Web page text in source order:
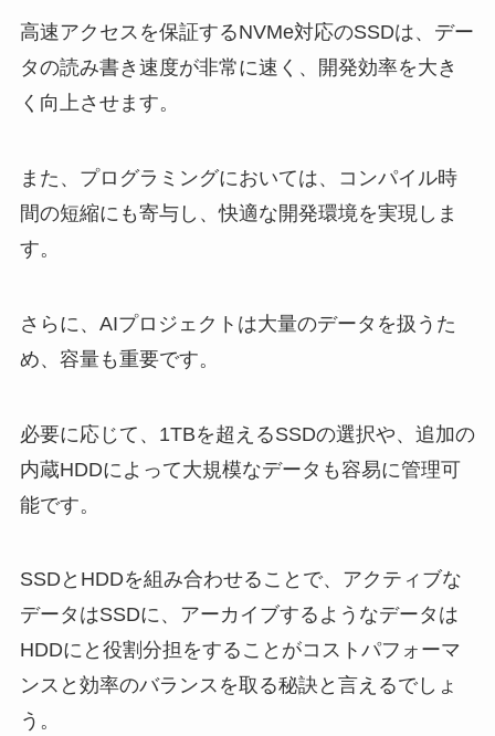
高速アクセスを保証するNVMe対応のSSDは、デー
タの読み書き速度が非常に速く、開発効率を大き
く向上させます。
また、プログラミングにおいては、コンパイル時
間の短縮にも寄与し、快適な開発環境を実現しま
す。
さらに、AIプロジェクトは大量のデータを扱うた
め、容量も重要です。
必要に応じて、1TBを超えるSSDの選択や、追加の
内蔵HDDによって大規模なデータも容易に管理可
能です。
SSDとHDDを組み合わせることで、アクティブな
データはSSDに、アーカイブするようなデータは
HDDにと役割分担をすることがコストパフォーマ
ンスと効率のバランスを取る秘訣と言えるでしょ
う。